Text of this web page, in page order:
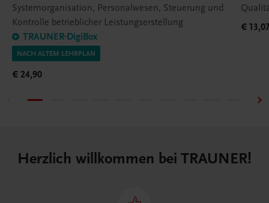
Systemorganisation, Personalwesen, Steuerung und
Kontrolle betrieblicher Leistungserstellung
TRAUNER-DigiBox
NACH ALTEM LEHRPLAN
€ 24,90
€
Herzlich willkommen bei TRAUNER!